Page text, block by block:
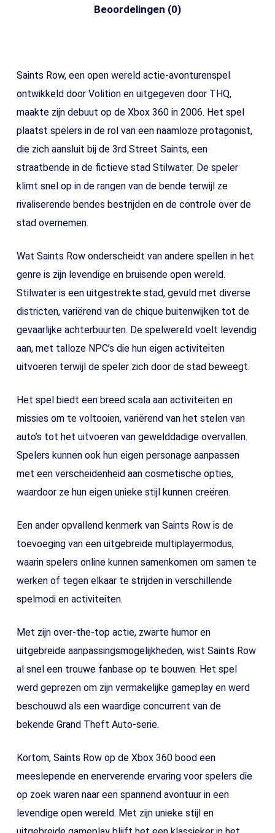
Beoordelingen (0)
Saints Row, een open wereld actie-avonturenspel
ontwikkeld door Volition en uitgegeven door THQ,
maakte zijn debuut op de Xbox 360 in 2006. Het spel
plaatst spelers in de rol van een naamloze protagonist,
die zich aansluit bij de 3rd Street Saints, een
straatbende in de fictieve stad Stilwater. De speler
klimt snel op in de rangen van de bende terwijl ze
rivaliserende bendes bestrijden en de controle over de
stad overnemen.
Wat Saints Row onderscheidt van andere spellen in het
genre is zijn levendige en bruisende open wereld.
Stilwater is een uitgestrekte stad, gevuld met diverse
districten, variërend van de chique buitenwijken tot de
gevaarlijke achterbuurten. De spelwereld voelt levendig
aan, met talloze NPC’s die hun eigen activiteiten
uitvoeren terwijl de speler zich door de stad beweegt.
Het spel biedt een breed scala aan activiteiten en
missies om te voltooien, variërend van het stelen van
auto’s tot het uitvoeren van gewelddadige overvallen.
Spelers kunnen ook hun eigen personage aanpassen
met een verscheidenheid aan cosmetische opties,
waardoor ze hun eigen unieke stijl kunnen creëren.
Een ander opvallend kenmerk van Saints Row is de
toevoeging van een uitgebreide multiplayermodus,
waarin spelers online kunnen samenkomen om samen te
werken of tegen elkaar te strijden in verschillende
spelmodi en activiteiten.
Met zijn over-the-top actie, zwarte humor en
uitgebreide aanpassingsmogelijkheden, wist Saints Row
al snel een trouwe fanbase op te bouwen. Het spel
werd geprezen om zijn vermakelijke gameplay en werd
beschouwd als een waardige concurrent van de
bekende Grand Theft Auto-serie.
Kortom, Saints Row op de Xbox 360 bood een
meeslepende en enerverende ervaring voor spelers die
op zoek waren naar een spannend avontuur in een
levendige open wereld. Met zijn unieke stijl en